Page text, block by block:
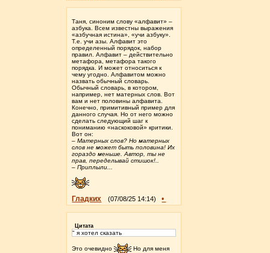
Таня, синоним слову «алфавит» –
азбука. Всем известны выражения
«азбучная истина», «учи азбуку».
Т.е. учи азы. Алфавит это
определенный порядок, набор
правил. Алфавит – действительно
метафора, метафора такого
порядка. И может относиться к
чему угодно. Алфавитом можно
назвать обычный словарь.
Обычный словарь, в котором,
например, нет матерных слов. Вот
вам и нет половины алфавита.
Конечно, примитивный пример для
данного случая. Но от него можно
сделать следующий шаг к
пониманию «наскоковой» критики.
Вот он:
– Матерных слов? Но матерных
слов не может быть половина! Их
гораздо меньше. Автор, ты не
прав, переделывай стишок!..
– Приплыли...
Гладких (07/08/25 14:14) •
Цитата
" я хотел сказать
Это очевидно
Но для меня